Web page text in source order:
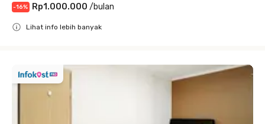
-16% Rp1.000.000 /bulan
Lihat info lebih banyak